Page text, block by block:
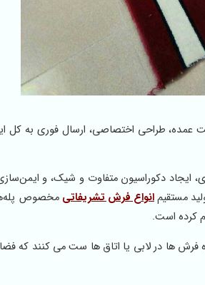
عمده، طراحی اختصاصی، ارسال فوری به
ایجاد دکوراسیون متفاوت و شیک، و ایمن‌سازی
مستقیمانواع فرش‌ تشریفاتی مخصوص
کرده است.
فرش ها در لابی یا اتاق ها ست می کنند که